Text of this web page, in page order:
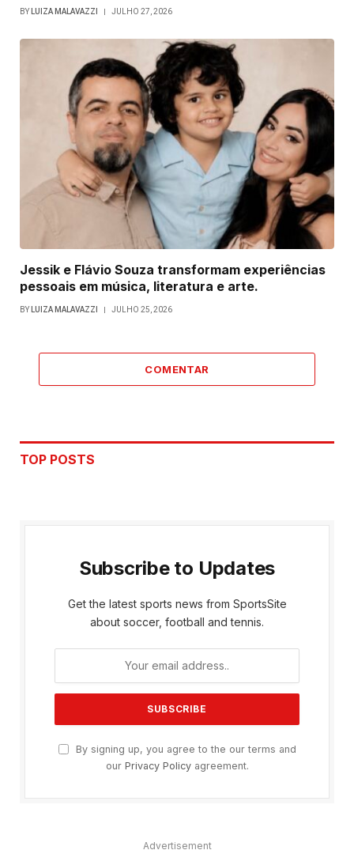
BY LUIZA MALAVAZZI JULHO 27, 2026
Jessik e Flávio Souza transformam experiências
pessoais em música, literatura e arte.
BY LUIZA MALAVAZZI JULHO 25, 2026
COMENTAR
TOP POSTS
Subscribe to Updates
Get the latest sports news from SportsSite
about soccer, football and tennis.
By signing up, you agree to the our terms and
our Privacy Policyagreement.
Advertisement